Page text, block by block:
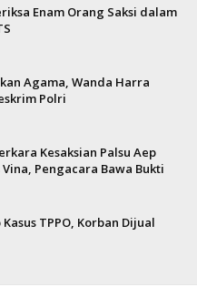
Enam Orang Saksi dalam
Agama, Wanda Harra
Polri
Kesaksian Palsu Aep
Pengacara Bawa Bukti
TPPO, Korban Dijual